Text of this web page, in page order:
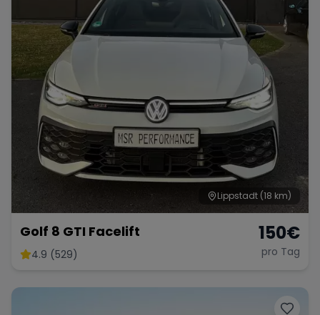
Lippstadt (18 km)
Golf 8 GTI Facelift
4.9 (529)
150€
pro Tag